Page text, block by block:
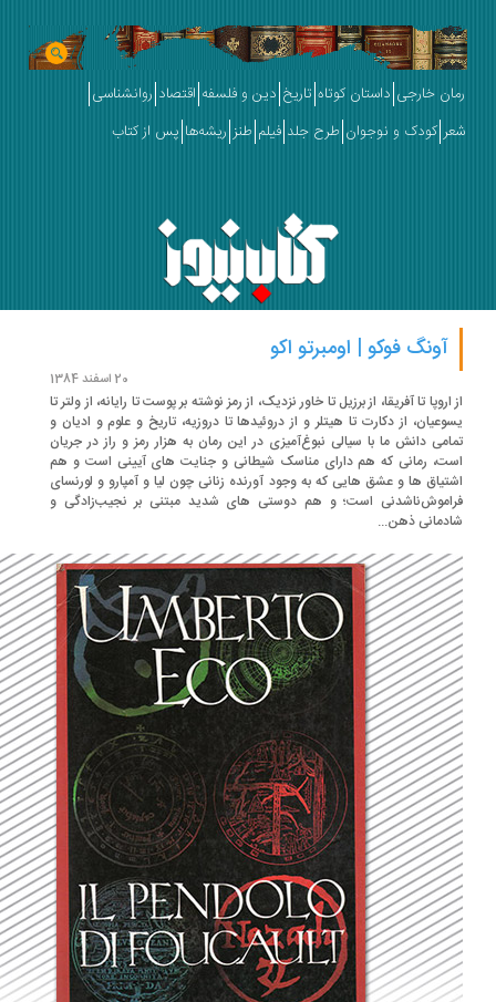
خارجی داستان کوتاه تاریخ دین و فلسفه اقتصاد روانشناسی
کودک و نوجوان طرح جلد فیلم طنز ریشه‌ها پس از کتاب
آونگ فوکو | اومبرتو اکو
اروپا تا آفریقا، از برزیل تا خاور نزدیک، از رمز نوشته بر پوست تا رایانه، از ولتر تا
از دکارت تا هیتلر و از دروئیدها تا دروزیه، تاریخ و علوم و ادیان و
دانش ما با سیالی نبوغ‌آمیزی در این رمان به هزار رمز و راز در جریان
رمانی که هم دارای مناسک شیطانی و جنایت های آیینی است و هم
ها و عشق هایی که به وجود آورنده زنانی چون لیا و آمپارو و لورنسای
است؛ و هم دوستی های شدید مبتنی بر نجیب‌زادگی و
ذهن...